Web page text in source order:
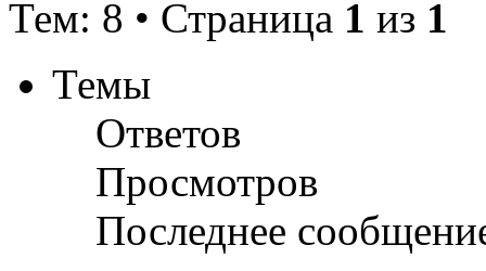
Тем: 8 • Страница 1 из 1
Темы
Ответов
Просмотров
Последнее